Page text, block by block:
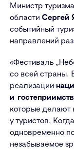
Министр
области Сергей
событийный
направлений
«Фестиваль
со всей страны.
реализации
и
которые
у туристов.
одновременно
незабываемое